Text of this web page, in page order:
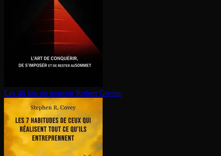
Les 48 lois du pouvoir Robert Greene